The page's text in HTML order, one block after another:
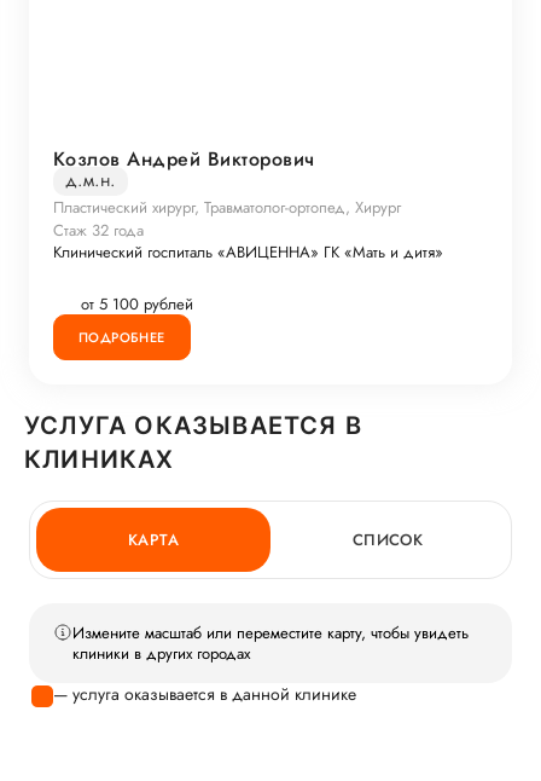
Козлов Андрей Викторович
д.м.н.
Пластический хирург, Травматолог-ортопед, Хирург
Стаж 32 года
Клинический госпиталь «АВИЦЕННА» ГК «Мать и дитя»
от 5 100 рублей
ПОДРОБНЕЕ
УСЛУГА ОКАЗЫВАЕТСЯ В
КЛИНИКАХ
КАРТА СПИСОК
Измените масштаб или переместите карту, чтобы увидеть
клиники в других городах
— услуга оказывается в данной клинике